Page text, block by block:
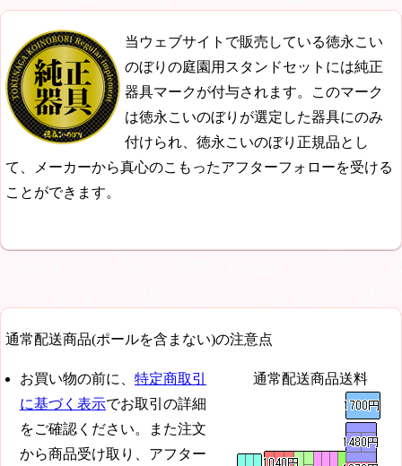
当ウェブサイトで販売している徳永こい
のぼりの庭園用スタンドセットには純正
器具マークが付与されます。このマーク
は徳永こいのぼりが選定した器具にのみ
付けられ、徳永こいのぼり正規品とし
て、メーカーから真心のこもったアフターフォローを受ける
ことができます。
通常配送商品(ポールを含まない)の注意点
通常配送商品送料
お買い物の前に、 特定商取引
に基づく表示でお取引の詳細
をご確認ください。また注文
から商品受け取り、アフター